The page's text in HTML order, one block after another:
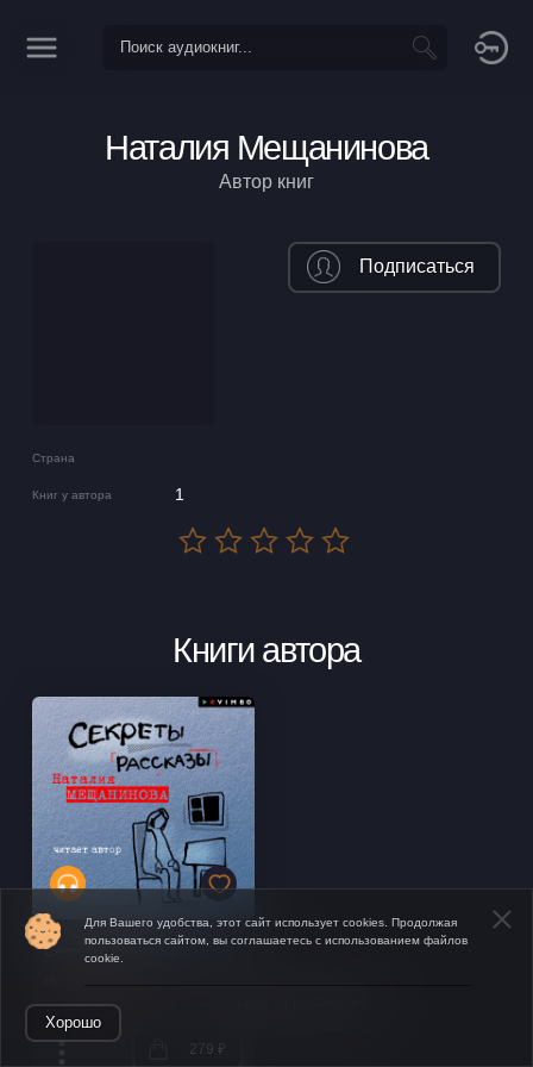
Наталия Мещанинова
Автор книг
Страна
Книг у автора 1
Подписаться
Книги автора
Секреты. Рассказы
279 ₽
Для Вашего удобства, этот сайт использует cookies. Продолжая
пользоваться сайтом, вы соглашаетесь с использованием файлов
cookie.
Хорошо